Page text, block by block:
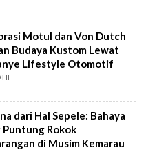
Motul dan Von Dutch
Budaya Kustom Lewat
Lifestyle Otomotif
dari Hal Sepele: Bahaya
Puntung Rokok
di Musim Kemarau